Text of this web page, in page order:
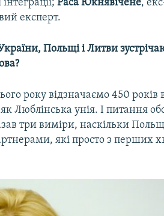
Раса Юкнявічене,
експерт.
Польщі і Литви
року відзначаємо 450 років
Люблінська унія. І питання
три виміри, наскільки
які просто з перших